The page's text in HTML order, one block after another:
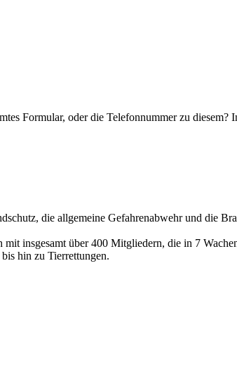
Formular, oder die Telefonnummer zu
die allgemeine Gefahrenabwehr und die
insgesamt über 400 Mitgliedern, die in 7
hin zu Tierrettungen.